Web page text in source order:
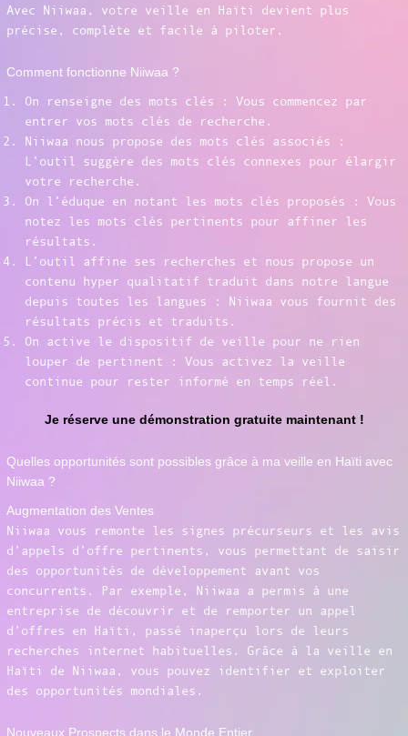
Avec Niiwaa, votre veille en Haïti devient plus
précise, complète et facile à piloter.
Comment fonctionne Niiwaa ?
On renseigne des mots clés : Vous commencez par
entrer vos mots clés de recherche.
Niiwaa nous propose des mots clés associés :
L’outil suggère des mots clés connexes pour élargir
votre recherche.
On l’éduque en notant les mots clés proposés : Vous
notez les mots clés pertinents pour affiner les
résultats.
L’outil affine ses recherches et nous propose un
contenu hyper qualitatif traduit dans notre langue
depuis toutes les langues : Niiwaa vous fournit des
résultats précis et traduits.
On active le dispositif de veille pour ne rien
louper de pertinent : Vous activez la veille
continue pour rester informé en temps réel.
Je réserve une démonstration gratuite maintenant !
Quelles opportunités sont possibles grâce à ma veille en Haïti avec
Niiwaa ?
Augmentation des Ventes
Niiwaa vous remonte les signes précurseurs et les avis
d’appels d’offre pertinents, vous permettant de saisir
des opportunités de développement avant vos
concurrents. Par exemple, Niiwaa a permis à une
entreprise de découvrir et de remporter un appel
d’offres en Haïti, passé inaperçu lors de leurs
recherches internet habituelles. Grâce à la veille en
Haïti de Niiwaa, vous pouvez identifier et exploiter
des opportunités mondiales.
Nouveaux Prospects dans le Monde Entier